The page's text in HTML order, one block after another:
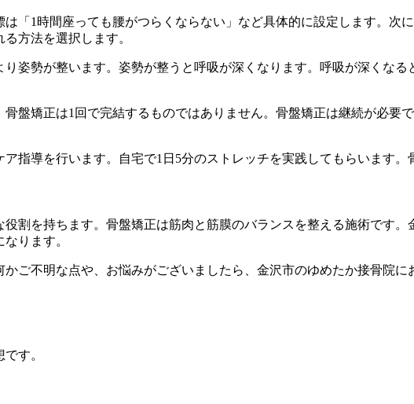
「1時間座っても腰がつらくならない」など具体的に設定します。次
方法を選択します。
姿勢が整います。姿勢が整うと呼吸が深くなります。呼吸が深くな
盤矯正は1回で完結するものではありません。骨盤矯正は継続が必要
指導を行います。自宅で1日5分のストレッチを実践してもらいます
割を持ちます。骨盤矯正は筋肉と筋膜のバランスを整える施術です
ります。
ご不明な点や、お悩みがございましたら、金沢市のゆめたか接骨院に
す。